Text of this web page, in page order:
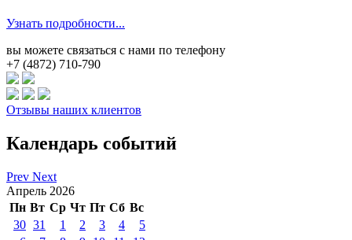
Узнать подробности...
вы можете связаться с нами по телефону
+7 (4872) 710-790
Отзывы наших клиентов
Календарь событий
Prev Next
Апрель 2026
Пн Вт Ср Чт Пт Сб Вс
30 31 1 2 3 4
5